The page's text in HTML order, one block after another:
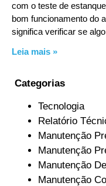
com o teste de
bom funcionamento do
significa verificar se
Leia mais »
Categorias
Tecnologia
Relatório
Manutenção
Manutenção
Manutenção
Manutenção